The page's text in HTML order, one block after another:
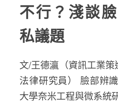
不行？淺談
私議題
文/王德瀛（資訊工業
法律研究員） 臉部辨
大學奈米工程與微系統